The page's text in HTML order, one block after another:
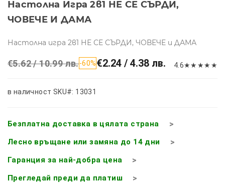
Настолна Игра 2в1 НЕ СЕ СЪРДИ,
ЧОВЕЧЕ И ДАМА
Настолна игра 2в1 НЕ СЕ СЪРДИ, ЧОВЕЧЕ и ДАМА
€5.62 / 10.99 лв.-60%€2.24 / 4.38 лв. 4.6★★ ★★ ★
в наличност SKU#: 13031
Безплатна доставка в цялата страна
Лесно връщане или замяна до 14 дни
Гаранция за най-добра цена
Прегледай преди да платиш